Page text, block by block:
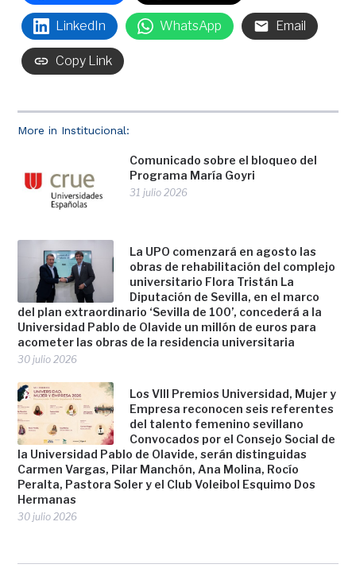
More in Institucional:
Comunicado sobre el bloqueo del
Programa María Goyri
31 julio 2026
La UPO comenzará en agosto las
obras de rehabilitación del complejo
universitario Flora Tristán La
Diputación de Sevilla, en el marco
del plan extraordinario ‘Sevilla de 100’, concederá a la
Universidad Pablo de Olavide un millón de euros para
acometer las obras de la residencia universitaria
30 julio 2026
Los VIII Premios Universidad, Mujer y
Empresa reconocen seis referentes
del talento femenino sevillano
Convocados por el Consejo Social de
la Universidad Pablo de Olavide, serán distinguidas
Carmen Vargas, Pilar Manchón, Ana Molina, Rocío
Peralta, Pastora Soler y el Club Voleibol Esquimo Dos
Hermanas
30 julio 2026
LinkedIn WhatsApp Email
Copy Link